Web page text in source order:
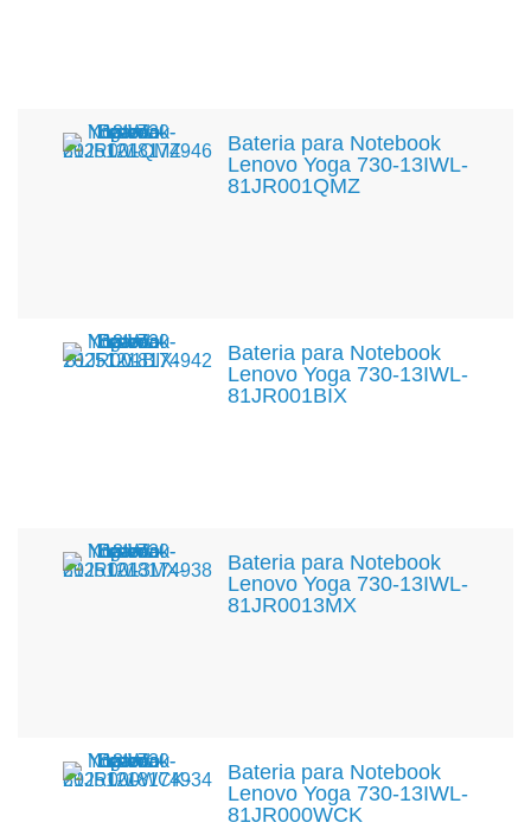
Bateria para Notebook
Lenovo Yoga 730-13IWL-
81JR001QMZ
Bateria para Notebook
Lenovo Yoga 730-13IWL-
81JR001BIX
Bateria para Notebook
Lenovo Yoga 730-13IWL-
81JR0013MX
Bateria para Notebook
Lenovo Yoga 730-13IWL-
81JR000WCK